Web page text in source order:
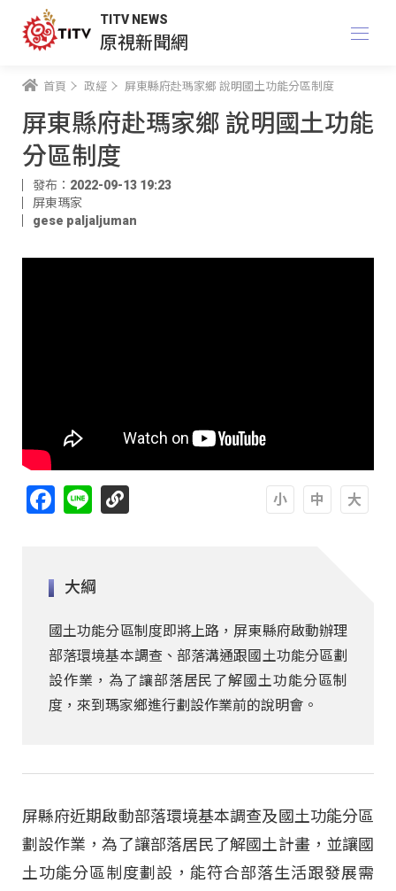
TITV NEWS
原視新聞網
首頁 政經 屏東縣府赴瑪家鄉 說明國土功能分區制度
屏東縣府赴瑪家鄉 說明國土功能
分區制度
發布：2022-09-13 19:23
屏東瑪家
gese paljaljuman
Facebook
Line
大綱
國土功能分區制度即將上路，屏東縣府啟動辦理
部落環境基本調查、部落溝通跟國土功能分區劃
設作業，為了讓部落居民了解國土功能分區制
度，來到瑪家鄉進行劃設作業前的說明會。
屏縣府近期啟動部落環境基本調查及國土功能分區
劃設作業，為了讓部落居民了解國土計畫，並讓國
土功能分區制度劃設，能符合部落生活跟發展需